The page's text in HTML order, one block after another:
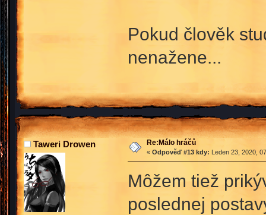
Pokud člověk
nenažene...
Taweri Drowen Re:Málo hráčů
« Odpověď #13 kdy: Leden 23, 2020,
Môžem tiež
poslednej